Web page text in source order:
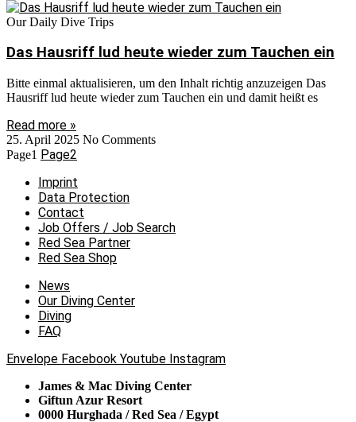
Our Daily Dive Trips
Das Hausriff lud heute wieder zum Tauchen ein
Bitte einmal aktualisieren, um den Inhalt richtig anzuzeigen Das
Hausriff lud heute wieder zum Tauchen ein und damit heißt es
Read more »
25. April 2025 No Comments
Page1 Page2
Imprint
Data Protection
Contact
Job Offers / Job Search
Red Sea Partner
Red Sea Shop
News
Our Diving Center
Diving
FAQ
Envelope Facebook Youtube Instagram
James & Mac Diving Center
Giftun Azur Resort
0000 Hurghada / Red Sea / Egypt